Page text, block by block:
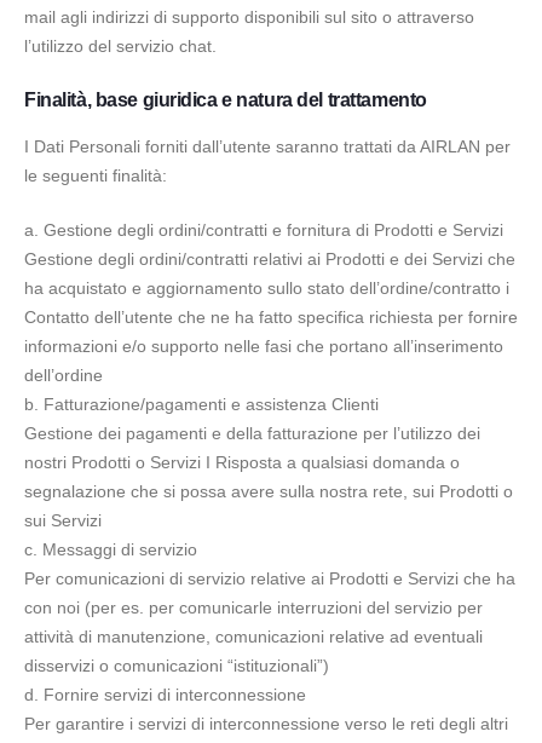
mail agli indirizzi di supporto disponibili sul sito o attraverso
l’utilizzo del servizio chat.
Finalità, base giuridica e natura del trattamento
I Dati Personali forniti dall’utente saranno trattati da AIRLAN per
le seguenti finalità:
a. Gestione degli ordini/contratti e fornitura di Prodotti e Servizi
Gestione degli ordini/contratti relativi ai Prodotti e dei Servizi che
ha acquistato e aggiornamento sullo stato dell’ordine/contratto i
Contatto dell’utente che ne ha fatto specifica richiesta per fornire
informazioni e/o supporto nelle fasi che portano all’inserimento
dell’ordine
b. Fatturazione/pagamenti e assistenza Clienti
Gestione dei pagamenti e della fatturazione per l’utilizzo dei
nostri Prodotti o Servizi I Risposta a qualsiasi domanda o
segnalazione che si possa avere sulla nostra rete, sui Prodotti o
sui Servizi
c. Messaggi di servizio
Per comunicazioni di servizio relative ai Prodotti e Servizi che ha
con noi (per es. per comunicarle interruzioni del servizio per
attività di manutenzione, comunicazioni relative ad eventuali
disservizi o comunicazioni “istituzionali”)
d. Fornire servizi di interconnessione
Per garantire i servizi di interconnessione verso le reti degli altri